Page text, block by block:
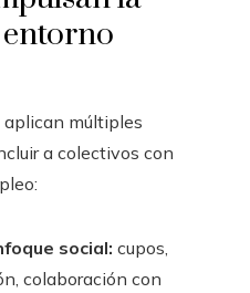
aplican múltiples
a colectivos con
social: cupos,
colaboración con